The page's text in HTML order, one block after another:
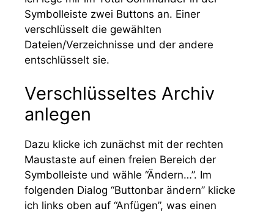
Symbolleiste zwei Buttons an. Einer
verschlüsselt die gewählten
Dateien/Verzeichnisse und der andere
entschlüsselt sie.
Verschlüsseltes Archiv
anlegen
Dazu klicke ich zunächst mit der rechten
Maustaste auf einen freien Bereich der
Symbolleiste und wähle “Ändern…”. Im
folgenden Dialog “Buttonbar ändern” klicke
ich links oben auf “Anfügen”, was einen